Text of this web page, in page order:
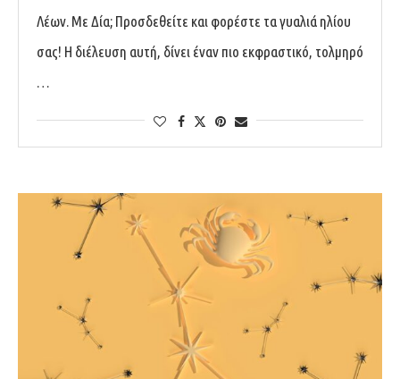
Λέων. Με Δία; Προσδεθείτε και φορέστε τα γυαλιά ηλίου
σας! Η διέλευση αυτή, δίνει έναν πιο εκφραστικό, τολμηρό
…